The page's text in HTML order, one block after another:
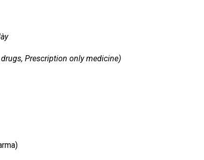
Prescription only medicine)